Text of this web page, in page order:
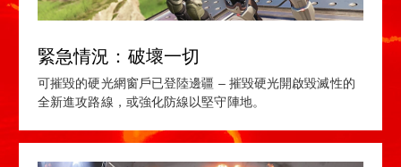
緊急情況：破壞一切
可摧毀的硬光網窗戶已登陸邊疆 – 摧毀硬光開啟毀滅性的
全新進攻路線，或強化防線以堅守陣地。